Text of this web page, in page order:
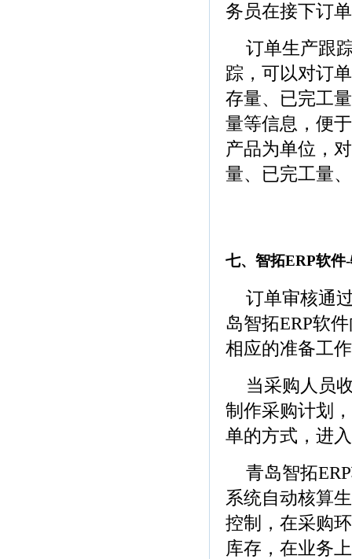
务员在接下订
订单生产跟
踪，可以对订
存量、已完工
量等信息，便
产品为单位，
量、已完工量
七、智拓ERP软
订单审核通
岛智拓ERP软件
相应的准备工
当采购人员
制作采购计划
单的方式，进
青岛智拓
系统自动核算
控制，在采购
库存，在业务